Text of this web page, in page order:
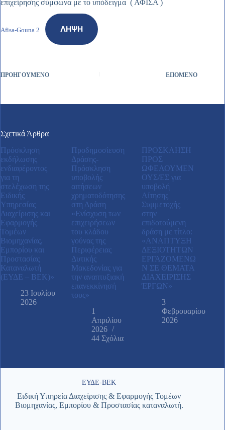
επιχείρησης σύμφωνα με το υπόδειγμα ( ΑΦΙΣΑ )
Afisa-Gouna 2 ΛΉΨΗ
ΠΡΟΗΓΟΎΜΕΝΟ ΕΠΌΜΕΝΟ
Σχετικά Άρθρα
Πρόσκληση
εκδήλωσης
ενδιαφέροντος
για τη
στελέχωση της
Ειδικής
Υπηρεσίας
Διαχείρισης και
Εφαρμογής
Τομέων
Βιομηχανίας,
Εμπορίου και
Προστασίας
Καταναλωτή
(ΕΥΔΕ – ΒΕΚ)»
23 Ιουλίου
2026
Προδημοσίευση
Δράσης-
Πρόσκληση
υποβολής
αιτήσεων
χρηματοδότησης
στη Δράση
«Ενίσχυση των
επιχειρήσεων
του κλάδου
γούνας της
Περιφέρειας
Δυτικής
Μακεδονίας για
την αναπτυξιακή
επανεκκίνησή
τους»
1
Απριλίου
2026
44 Σχόλια
ΠΡΟΣΚΛΗΣΗ
ΠΡΟΣ
ΩΦΕΛΟΥΜΕΝ
ΟΥΣ/ΕΣ για
υποβολή
Αίτησης
Συμμετοχής
στην
επιδοτούμενη
δράση με τίτλο:
«ΑΝAΠΤΥΞΗ
ΔΕΞΙΟΤHΤΩΝ
ΕΡΓΑΖΟΜEΝΩ
Ν ΣΕ ΘEΜΑΤΑ
ΔΙΑΧΕIΡΙΣΗΣ
ΈΡΓΩΝ»
3
Φεβρουαρίου
2026
ΕΥΔΕ-ΒΕΚ
Ειδική Υπηρεία Διαχείρισης & Εφαρμογής Τομέων
Βιομηχανίας, Εμπορίου & Προστασίας καταναλωτή.